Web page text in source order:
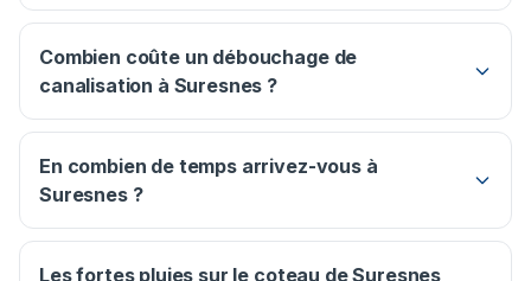
Combien coûte un débouchage de
canalisation à Suresnes ?
En combien de temps arrivez-vous à
Suresnes ?
Les fortes pluies sur le coteau de Suresnes